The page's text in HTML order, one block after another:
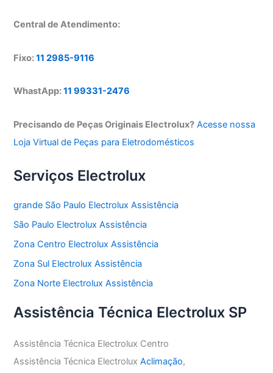
Central de Atendimento:
Fixo:11 2985-9116
WhastApp:11 99331-2476
Precisando de Peças Originais Electrolux? Acesse nossa
Loja Virtual de Peças para Eletrodomésticos
Serviços Electrolux
grande São Paulo Electrolux Assistência
São Paulo Electrolux Assistência
Zona Centro Electrolux Assistência
Zona Sul Electrolux Assistência
Zona Norte Electrolux Assistência
Assistência Técnica Electrolux SP
Assistência Técnica Electrolux Centro
Assistência Técnica ElectroluxAclimação,